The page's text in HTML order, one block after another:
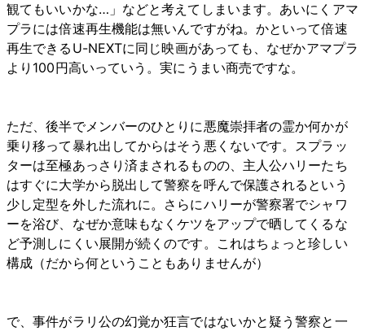
観てもいいかな…」などと考えてしまいます。あいにくアマ
プラには倍速再生機能は無いんですがね。かといって倍速
再生できるU-NEXTに同じ映画があっても、なぜかアマプラ
より100円高いっていう。実にうまい商売ですな。
ただ、後半でメンバーのひとりに悪魔崇拝者の霊か何かが
乗り移って暴れ出してからはそう悪くないです。スプラッ
ターは至極あっさり済まされるものの、主人公ハリーたち
はすぐに大学から脱出して警察を呼んで保護されるという
少し定型を外した流れに。さらにハリーが警察署でシャワ
ーを浴び、なぜか意味もなくケツをアップで晒してくるな
ど予測しにくい展開が続くのです。これはちょっと珍しい
構成（だから何ということもありませんが）
で、事件がラリ公の幻覚か狂言ではないかと疑う警察と一